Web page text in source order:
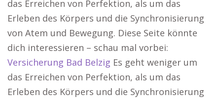
das Erreichen von Perfektion, als um das
Erleben des Körpers und die Synchronisierung
von Atem und Bewegung. Diese Seite könnte
dich interessieren – schau mal vorbei:
Versicherung Bad Belzig Es geht weniger um
das Erreichen von Perfektion, als um das
Erleben des Körpers und die Synchronisierung